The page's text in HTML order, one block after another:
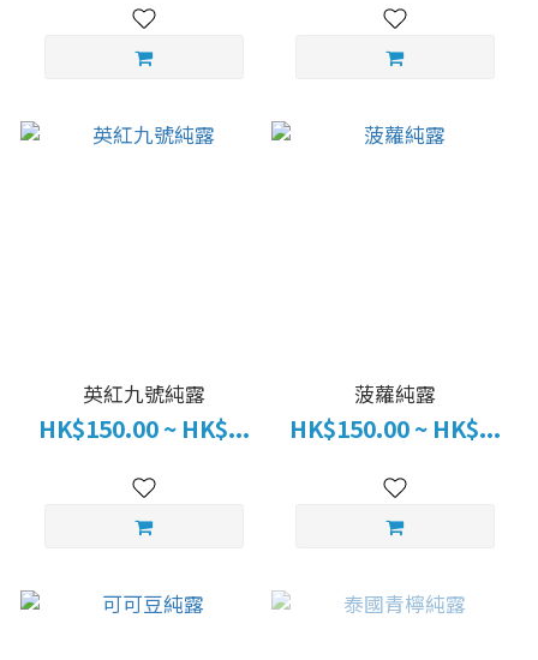
英紅九號純露
HK$150.00 ~ HK$...
菠蘿純露
HK$150.00 ~ HK$...